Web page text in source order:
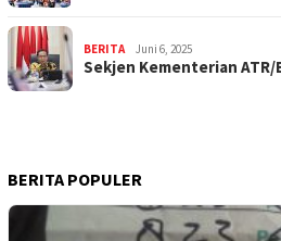
BERITA Juni 6, 2025
Sekjen Kementerian ATR/
BERITA POPULER